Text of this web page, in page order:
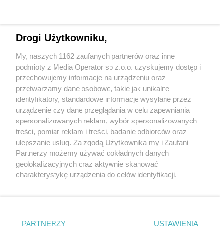
Wydawca mediówlokalnych
Nie zapomnij
zapoznać się z:
polityką prywatności
Twojemiasto
Piekary Śląskie
Chorzów
Tarnowskie Góry
Gliwice
Skontakuj sięz nami
Kontakt
Redakcja
Newsletter
Drogi Użytkowniku,
My, naszych 1162 zaufanych partnerów oraz inne
podmioty z Media Operator sp z.o.o. uzyskujemy dostęp i
przechowujemy informacje na urządzeniu oraz
przetwarzamy dane osobowe, takie jak unikalne
identyfikatory, standardowe informacje wysyłane przez
urządzenie czy dane przeglądania w celu zapewniania
spersonalizowanych reklam, wybór spersonalizowanych
treści, pomiar reklam i treści, badanie odbiorców oraz
ulepszanie usług. Za zgodą Użytkownika my i Zaufani
Partnerzy możemy używać dokładnych danych
geolokalizacyjnych oraz aktywnie skanować
charakterystykę urządzenia do celów identyfikacji.
zmienić/wycofać klikając przycisk ustawień prywatności
znajdujący się w lewym dolnym rogu strony
PARTNERZY USTAWIENIA